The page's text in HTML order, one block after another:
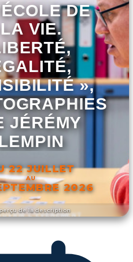
de la description
DE
LA VIE.
»,
JÉRÉMY
22 JUILLET
AU
2026
L'ÉVÉNEMENT